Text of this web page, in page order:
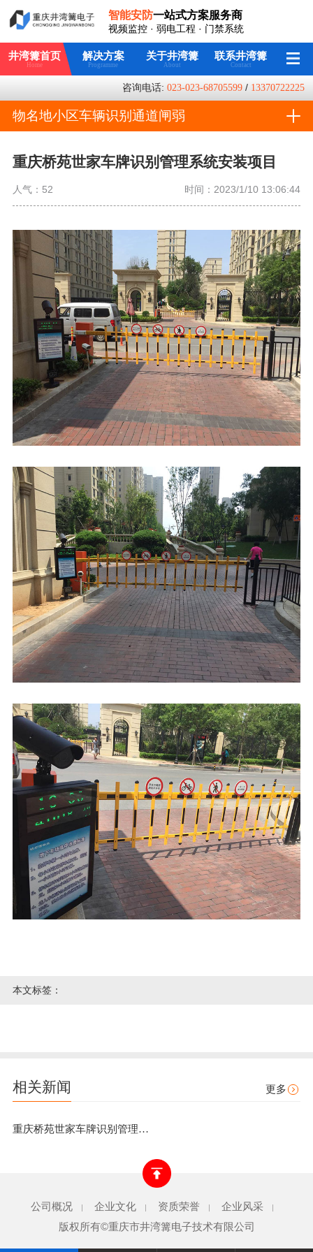
智能安防一站式方案服务商
视频监控 · 弱电工程 · 门禁系统
井湾篝首页
Home
解决方案
Programme
关于井湾篝
About
联系井湾篝
Contact
咨询电话:023-023-68705599 / 13370722225
物名地小区车辆识别通道闸弱
重庆桥苑世家车牌识别管理系统安装项目
人气： 52 时间：2023/1/10 13:06:44
本文标签：
相关新闻 更多
重庆桥苑世家车牌识别管理系统安装项目
公司概况 | 企业文化 | 资质荣誉 | 企业风采 |
版权所有©重庆市井湾篝电子技术有限公司